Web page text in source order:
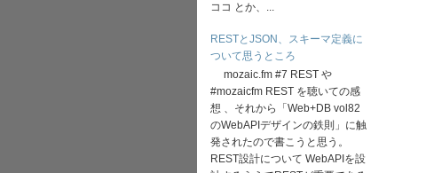
ココ とか、...
RESTとJSON、スキーマ定義に
ついて思うところ
mozaic.fm #7 REST や
#mozaicfm REST を聴いての感
想 、それから「Web+DB vol82
のWebAPIデザインの鉄則」に触
発されたので書こうと思う。
REST設計について WebAPIを設